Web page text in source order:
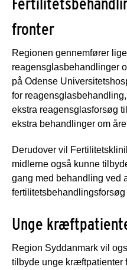
fronter
Regionen gennemfører
reagensglasbehandlinger
på Odense
for
ekstra reagensglasforsøg
ekstra behandlinger om
Derudover vil
midlerne også kunne
gang med behandling ved
fertilitetsbehandlingsforsøg
Unge
Region Syddanmark vil
tilbyde unge kræftpatienter